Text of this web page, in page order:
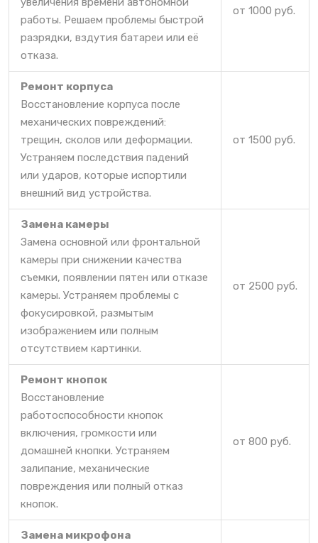
работы. Решаем проблемы быстрой
разрядки, вздутия батареи или её
отказа.
от 1000 руб.
Ремонт корпуса
Восстановление корпуса после
механических повреждений:
трещин, сколов или деформации.
Устраняем последствия падений
или ударов, которые испортили
внешний вид устройства.
от 1500 руб.
Замена камеры
Замена основной или фронтальной
камеры при снижении качества
съемки, появлении пятен или отказе
камеры. Устраняем проблемы с
фокусировкой, размытым
изображением или полным
отсутствием картинки.
от 2500 руб.
Ремонт кнопок
Восстановление
работоспособности кнопок
включения, громкости или
домашней кнопки. Устраняем
залипание, механические
повреждения или полный отказ
кнопок.
от 800 руб.
Замена микрофона